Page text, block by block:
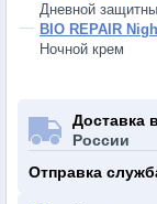
Дневной
BIO REPAIR
Ночной крем
Доставка
России
Отправка